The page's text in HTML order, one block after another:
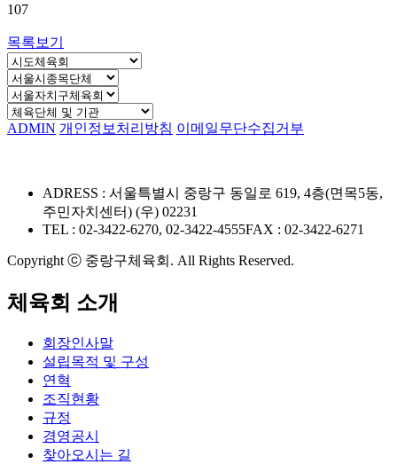
107
목록보기
ADMIN 개인정보처리방침 이메일무단수집거부
ADRESS : 서울특별시 중랑구 동일로 619, 4층(면목5동,
주민자치센터) (우) 02231
TEL : 02-3422-6270, 02-3422-4555FAX : 02-3422-6271
Copyright ⓒ 중랑구체육회. All Rights Reserved.
체육회 소개
회장인사말
설립목적 및 구성
연혁
조직현황
규정
경영공시
찾아오시는 길